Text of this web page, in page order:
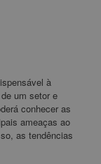
à
um setor e
conhecer as
ameaças ao
as tendências